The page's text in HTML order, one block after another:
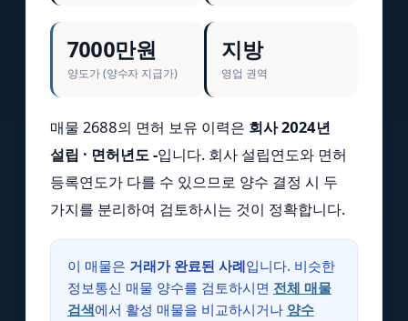
7000만원
양도가 (양수자 지급가)
지방
영업 권역
매물 2688의 면허 보유 이력은 회사 2024년
설립 · 면허년도 -입니다. 회사 설립연도와 면허
등록연도가 다를 수 있으므로 양수 결정 시 두
가지를 분리하여 검토하시는 것이 정확합니다.
이 매물은 거래가 완료된 사례입니다. 비슷한
정보통신 매물 양수를 검토하시면 전체 매물
검색에서 활성 매물을 비교하시거나 양수